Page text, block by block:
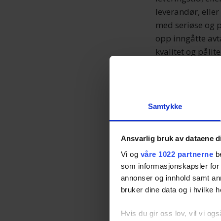
Samtykke
Ansvarlig bruk av dataene
Vi og våre 1022 partnerne
som informasjonskapsler
annonser og innhold samt
bruker dine data og i hvilke
Hvis du gir oss lov, vil vi
leverandør,
med seriøse og
opp inngåtte
kvalitet og
mangelen kan
Biler.no ikke
på force
påvirker